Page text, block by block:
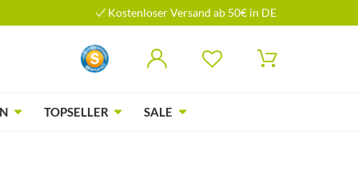
Kostenloser Versand ab 50€ in DE
TOPSELLER SALE